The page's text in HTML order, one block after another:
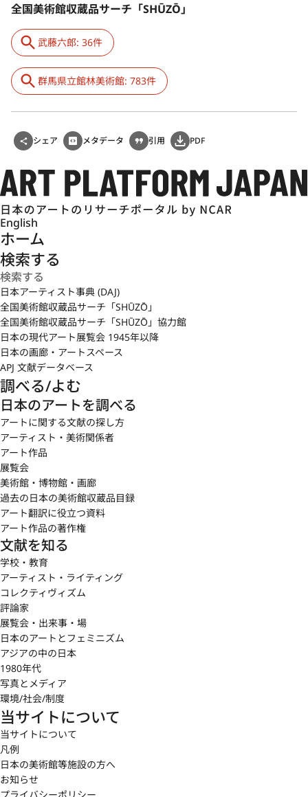
全国美術館収蔵品サーチ「SHŪZŌ」
武藤六郎: 36件
群馬県立館林美術館: 783件
シェア メタデータ 引用 PDF
English
ホーム
検索する
日本アーティスト事典 (DAJ)
全国美術館収蔵品サーチ「SHŪZŌ」
全国美術館収蔵品サーチ「SHŪZŌ」協力館
日本の現代アート展覧会 1945年以降
日本の画廊・アートスペース
APJ 文献データベース
調べる/よむ
日本のアートを調べる
アートに関する文献の探し方
アーティスト・美術関係者
アート作品
展覧会
美術館・博物館・画廊
過去の日本の美術館収蔵品目録
アート翻訳に役立つ資料
アート作品の著作権
文献を知る
学校・教育
アーティスト・ライティング
コレクティヴィズム
評論家
展覧会・出来事・場
日本のアートとフェミニズム
アジアの中の日本
1980年代
写真とメディア
環境/社会/制度
当サイトについて
当サイトについて
凡例
日本の美術館等施設の方へ
お知らせ